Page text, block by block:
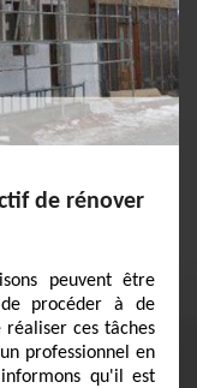
de rénover
peuvent être
procéder à de
ces tâches
professionnel en
qu'il est